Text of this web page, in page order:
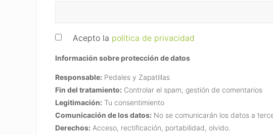
Acepto la política de privacidad
Información sobre protección de datos
Responsable: Pedales y Zapatillas
Fin del tratamiento: Controlar el spam, gestión de comentarios
Legitimación: Tu consentimiento
Comunicación de los datos: No se comunicarán los datos a
Derechos: Acceso, rectificación, portabilidad, olvido.